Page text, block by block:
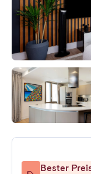
Bester